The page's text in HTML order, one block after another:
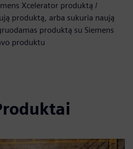
Xcelerator produktą /
produktą, arba sukuria naują
produktą su Siemens
produktu